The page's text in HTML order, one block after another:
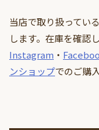
当店で取り扱ってい
します。在庫を確認
Instagram ・
ンショップでのご購